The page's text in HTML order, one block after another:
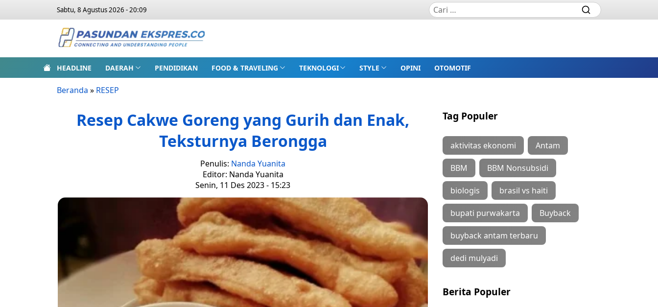
Sabtu, 8 Agustus 2026 - 20:09
HEADLINE DAERAH PENDIDIKAN FOOD & TRAVELING TEKNOLOGI STYLE OPINI OTOMOTIF
Beranda » RESEP
Resep Cakwe Goreng yang Gurih dan Enak,
Teksturnya Berongga
Penulis: Nanda Yuanita
Editor: Nanda Yuanita
Senin, 11 Des 2023 - 15:23
Tag Populer
aktivitas ekonomi Antam
BBM BBM Nonsubsidi
biologis brasil vs haiti
bupati purwakarta Buyback
buyback antam terbaru
dedi mulyadi
Berita Populer